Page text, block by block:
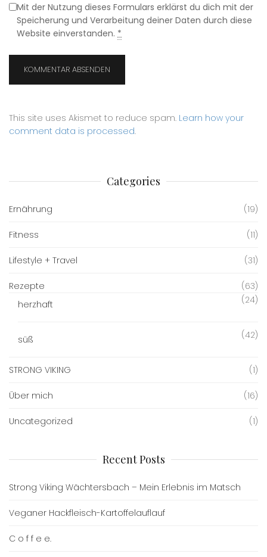
Mit der Nutzung dieses Formulars erklärst du dich mit der
Speicherung und Verarbeitung deiner Daten durch diese
Website einverstanden. *
This site uses Akismet to reduce spam. Learn how your
comment data is processed.
Categories
Ernährung (19)
Fitness (11)
Lifestyle + Travel (31)
Rezepte
(63)
herzhaft
(24)
süß (42)
STRONG VIKING (1)
Über mich (16)
Uncategorized (1)
Recent Posts
Strong Viking Wächtersbach – Mein Erlebnis im Matsch
Veganer Hackfleisch-Kartoffelauflauf
C o f f e e.